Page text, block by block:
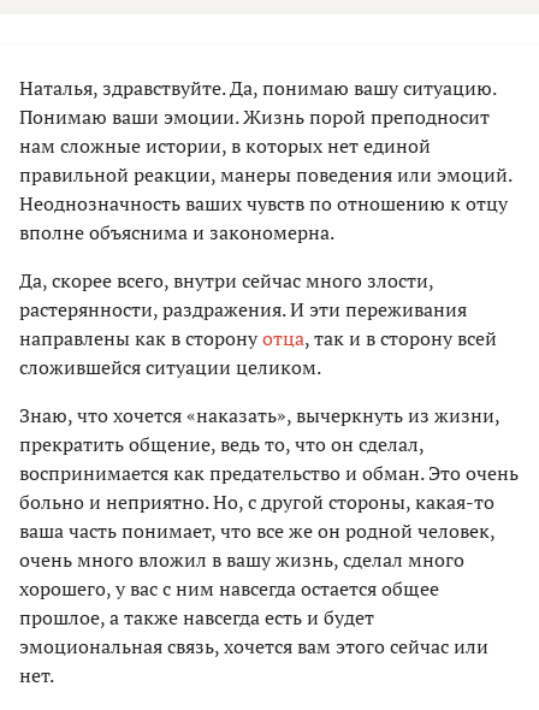
Наталья, здравствуйте. Да, понимаю вашу ситуацию.
Понимаю ваши эмоции. Жизнь порой преподносит
нам сложные истории, в которых нет единой
правильной реакции, манеры поведения или эмоций.
Неоднозначность ваших чувств по отношению к отцу
вполне объяснима и закономерна.
Да, скорее всего, внутри сейчас много злости,
растерянности, раздражения. И эти переживания
направлены как в сторонуотца, так и в сторону всей
сложившейся ситуации целиком.
Знаю, что хочется «наказать», вычеркнуть из жизни,
прекратить общение, ведь то, что он сделал,
воспринимается как предательство и обман. Это очень
больно и неприятно. Но, с другой стороны, какая-то
ваша часть понимает, что все же он родной человек,
очень много вложил в вашу жизнь, сделал много
хорошего, у вас с ним навсегда остается общее
прошлое, а также навсегда есть и будет
эмоциональная связь, хочется вам этого сейчас или
нет.